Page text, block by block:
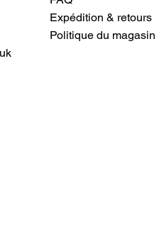
Expédition & retours
Politique du magasin